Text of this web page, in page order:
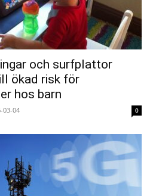
och surfplattor
ökad risk för
hos barn
03-04 0